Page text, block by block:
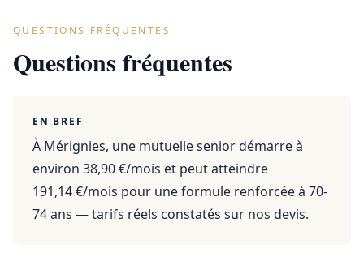
QUESTIONS FRÉQUENTES
Questions fréquentes
EN BREF
À Mérignies, une mutuelle senior démarre à
environ 38,90 €/mois et peut atteindre
191,14 €/mois pour une formule renforcée à 70-
74 ans — tarifs réels constatés sur nos devis.